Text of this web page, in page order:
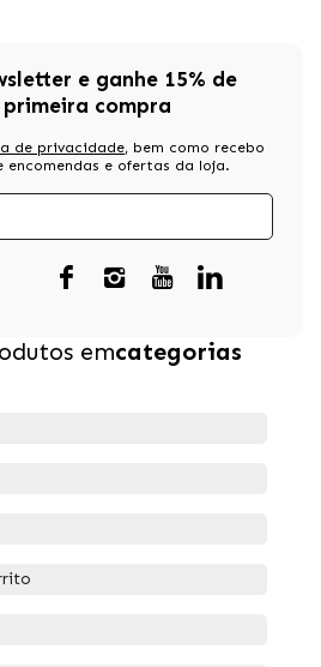
e ganhe 15% de
compra
de privacidade, bem como recebo
encomendas e ofertas da loja.
emcategorias